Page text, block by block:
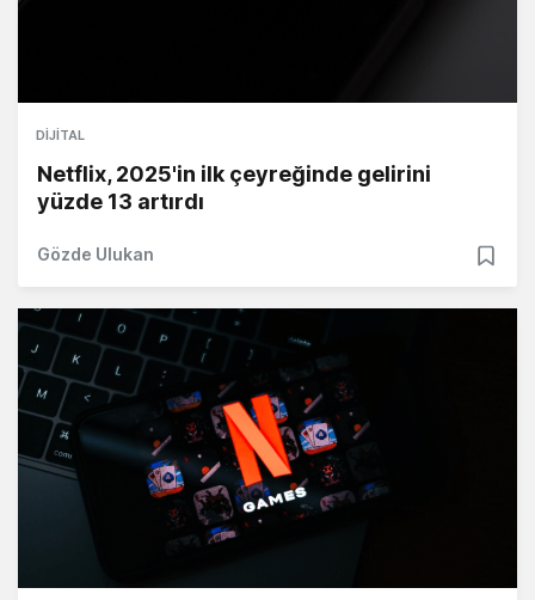
DIJITAL
Netflix, 2025'in ilk çeyreğinde gelirini
yüzde 13 artırdı
Gözde Ulukan